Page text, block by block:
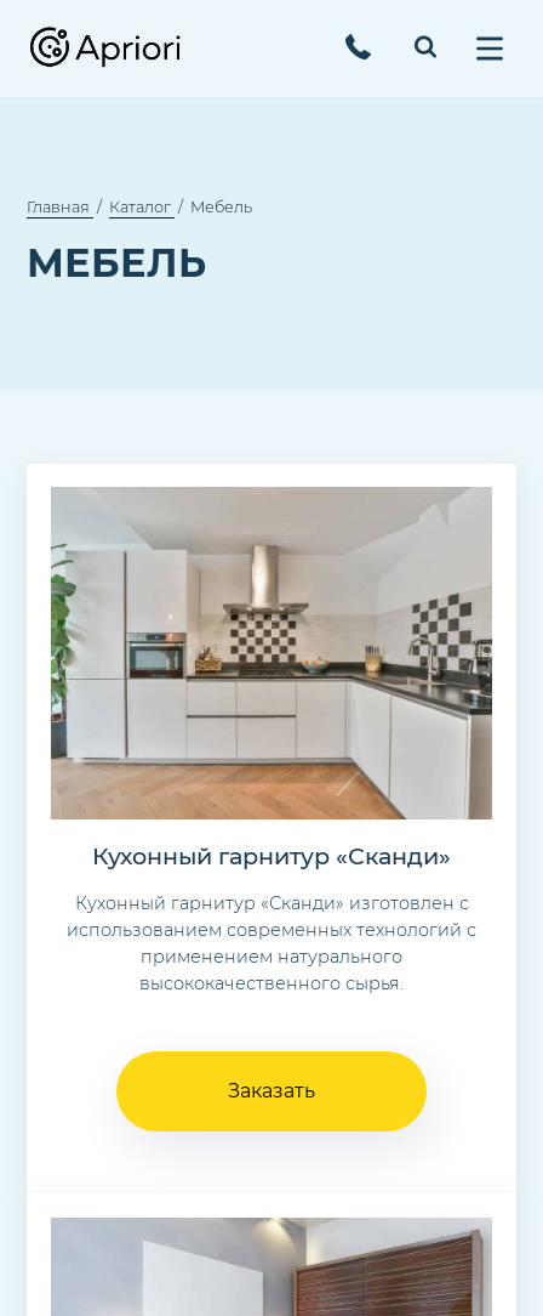
Главная Каталог Мебель
МЕБЕЛЬ
Кухонный гарнитур «Сканди»
Кухонный гарнитур «Сканди» изготовлен с
использованием современных технологий с
применением натурального
высококачественного сырья.
Заказать